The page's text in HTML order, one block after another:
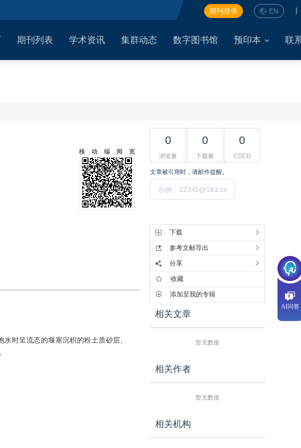
|
EN
期刊登录
期刊列表 学术资讯 集群动态 数字图书馆 预印本 联
移动端阅览
时呈流态的堰塞沉积的粉土质砂层,
0
浏览量
0
下载量
0
CSCD
文章被引用时，请邮件提醒。
下载
参考文献导出
分享
收藏
添加至我的专辑
相关文章
暂无数据
相关作者
暂无数据
相关机构
AI问答